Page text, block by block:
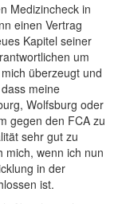
Medizincheck in
einen Vertrag
Kapitel seiner
um
überzeugt und
meine
Wolfsburg oder
gegen den FCA zu
sehr gut zu
mich, wenn ich nun
in der
ist.